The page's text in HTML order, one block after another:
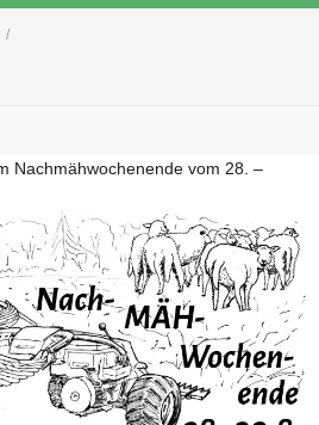
Nachmähwochenende vom 28. –